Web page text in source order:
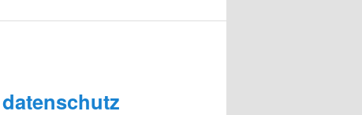
datenschutz